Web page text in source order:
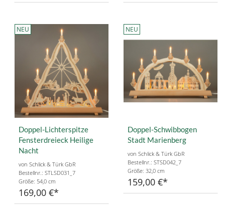
NEU
Doppel-Lichterspitze
Fensterdreieck Heilige
Nacht
von Schlick & Türk GbR
Bestellnr.: STLSD031_7
Größe: 54,0 cm
169,00 €
NEU
Doppel-Schwibbogen
Stadt Marienberg
von Schlick & Türk GbR
Bestellnr.: STSD042_7
Größe: 32,0 cm
159,00 €